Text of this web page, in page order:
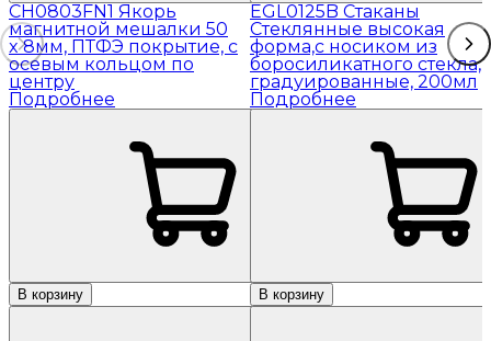
CH0803FN1 Якорь
магнитной мешалки 50
x 8мм, ПТФЭ покрытие, с
осевым кольцом по
центру
Подробнее
В корзину
EGL0125B Стаканы
Стеклянные высокая
форма,с носиком из
боросиликатного стекла,
градуированные, 200мл
Подробнее
В корзину